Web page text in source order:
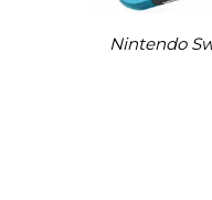
Nintendo